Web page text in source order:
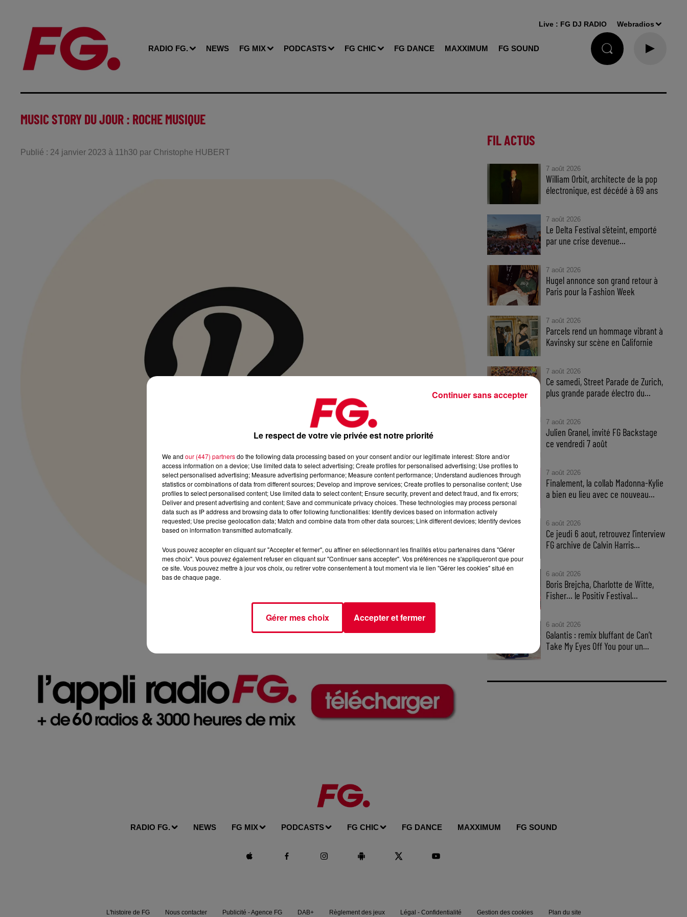
RADIO FG. NEWS FG MIX PODCASTS FG CHIC FG DANCE MAXXIMUM FG SOUND
Live : FG DJ RADIO Webradios
MUSIC STORY DU JOUR : ROCHE MUSIQUE
Publié : 24 janvier 2023 à 11h30 par Christophe HUBERT
Crédit :
FIL ACTUS
7 août 2026
William Orbit, architecte de la pop
électronique, est décédé à 69 ans
7 août 2026
Le Delta Festival s'éteint, emporté
par une crise devenue...
7 août 2026
Hugel annonce son grand retour à
Paris pour la Fashion Week
7 août 2026
Parcels rend un hommage vibrant à
Kavinsky sur scène en Californie
7 août 2026
Ce samedi, Street Parade de Zurich,
plus grande parade électro du...
7 août 2026
Julien Granel, invité FG Backstage
ce vendredi 7 août
7 août 2026
Finalement, la collab Madonna-Kylie
a bien eu lieu avec ce nouveau...
6 août 2026
Ce jeudi 6 aout, retrouvez l'interview
FG archive de Calvin Harris...
6 août 2026
Boris Brejcha, Charlotte de Witte,
Fisher… le Positiv Festival...
6 août 2026
Galantis : remix bluffant de Can’t
Take My Eyes Off You pour un...
RADIO FG. NEWS FG MIX PODCASTS FG CHIC FG DANCE MAXXIMUM FG SOUND
L'histoire de FG Nous contacter Publicité - Agence FG DAB+ Règlement des jeux Légal - Confidentialité Gestion des cookies Plan du site
Le respect de votre vie privée est notre priorité
We and our (447) partnersdo the following data processing based on your consent and/or our legitimate interest: Store and/or
access information on a device; Use limited data to select advertising; Create profiles for personalised advertising; Use profiles to
select personalised advertising; Measure advertising performance; Measure content performance; Understand audiences through
statistics or combinations of data from different sources; Develop and improve services; Create profiles to personalise content; Use
profiles to select personalised content; Use limited data to select content; Ensure security, prevent and detect fraud, and fix errors;
Deliver and present advertising and content; Save and communicate privacy choices. These technologies may process personal
data such as IP address and browsing data to offer following functionalities: Identify devices based on information actively
requested; Use precise geolocation data; Match and combine data from other data sources; Link different devices; Identify devices
based on information transmitted automatically.
Vous pouvez accepter en cliquant sur "Accepter et fermer", ou affiner en sélectionnant les finalités et/ou partenaires dans "Gérer
mes choix". Vous pouvez également refuser en cliquant sur "Continuer sans accepter". Vos préférences ne s'appliqueront que pour
ce site. Vous pouvez mettre à jour vos choix, ou retirer votre consentement à tout moment via le lien "Gérer les cookies" situé en
bas de chaque page.
Gérer mes choix Accepter et fermer
Continuer sans accepter